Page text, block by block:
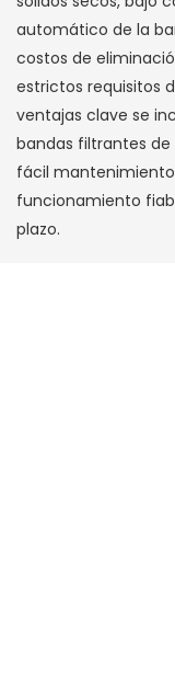
automático de la
costos de
estrictos requisitos
ventajas clave se
bandas filtrantes
fácil
funcionamiento
plazo.